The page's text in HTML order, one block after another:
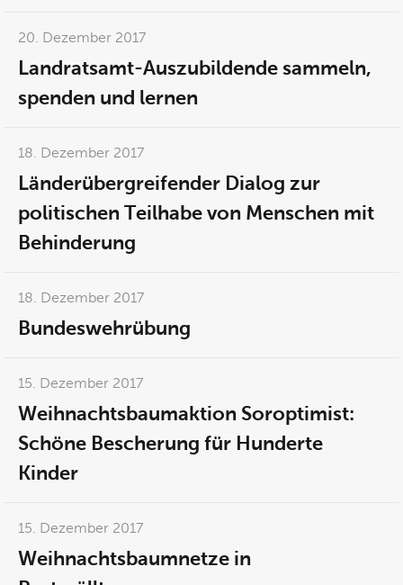
20. Dezember 2017
Landratsamt-Auszubildende sammeln,
spenden und lernen
18. Dezember 2017
Länderübergreifender Dialog zur
politischen Teilhabe von Menschen mit
Behinderung
18. Dezember 2017
Bundeswehrübung
15. Dezember 2017
Weihnachtsbaumaktion Soroptimist:
Schöne Bescherung für Hunderte
Kinder
15. Dezember 2017
Weihnachtsbaumnetze in